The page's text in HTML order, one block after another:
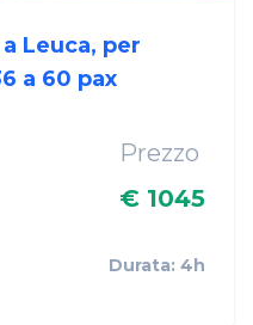
Leuca, per
a 60 pax
Prezzo
€ 1045
Durata: 4h